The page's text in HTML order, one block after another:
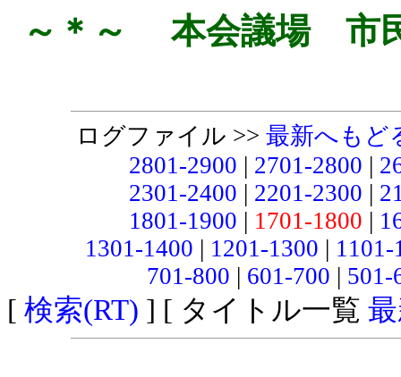
～＊～ 本会議場 市
ログファイル >> 最新へもど
2801-2900 | 2701-2800 |
2301-2400 | 2201-2300 |
1801-1900 | 1701-1800 |
1301-1400 | 1201-1300 |
701-800 | 601-700 |
[ 検索(RT) ] [ タイトル一覧